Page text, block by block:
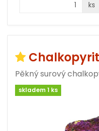
ks
Pěkný surový
skladem 1 ks